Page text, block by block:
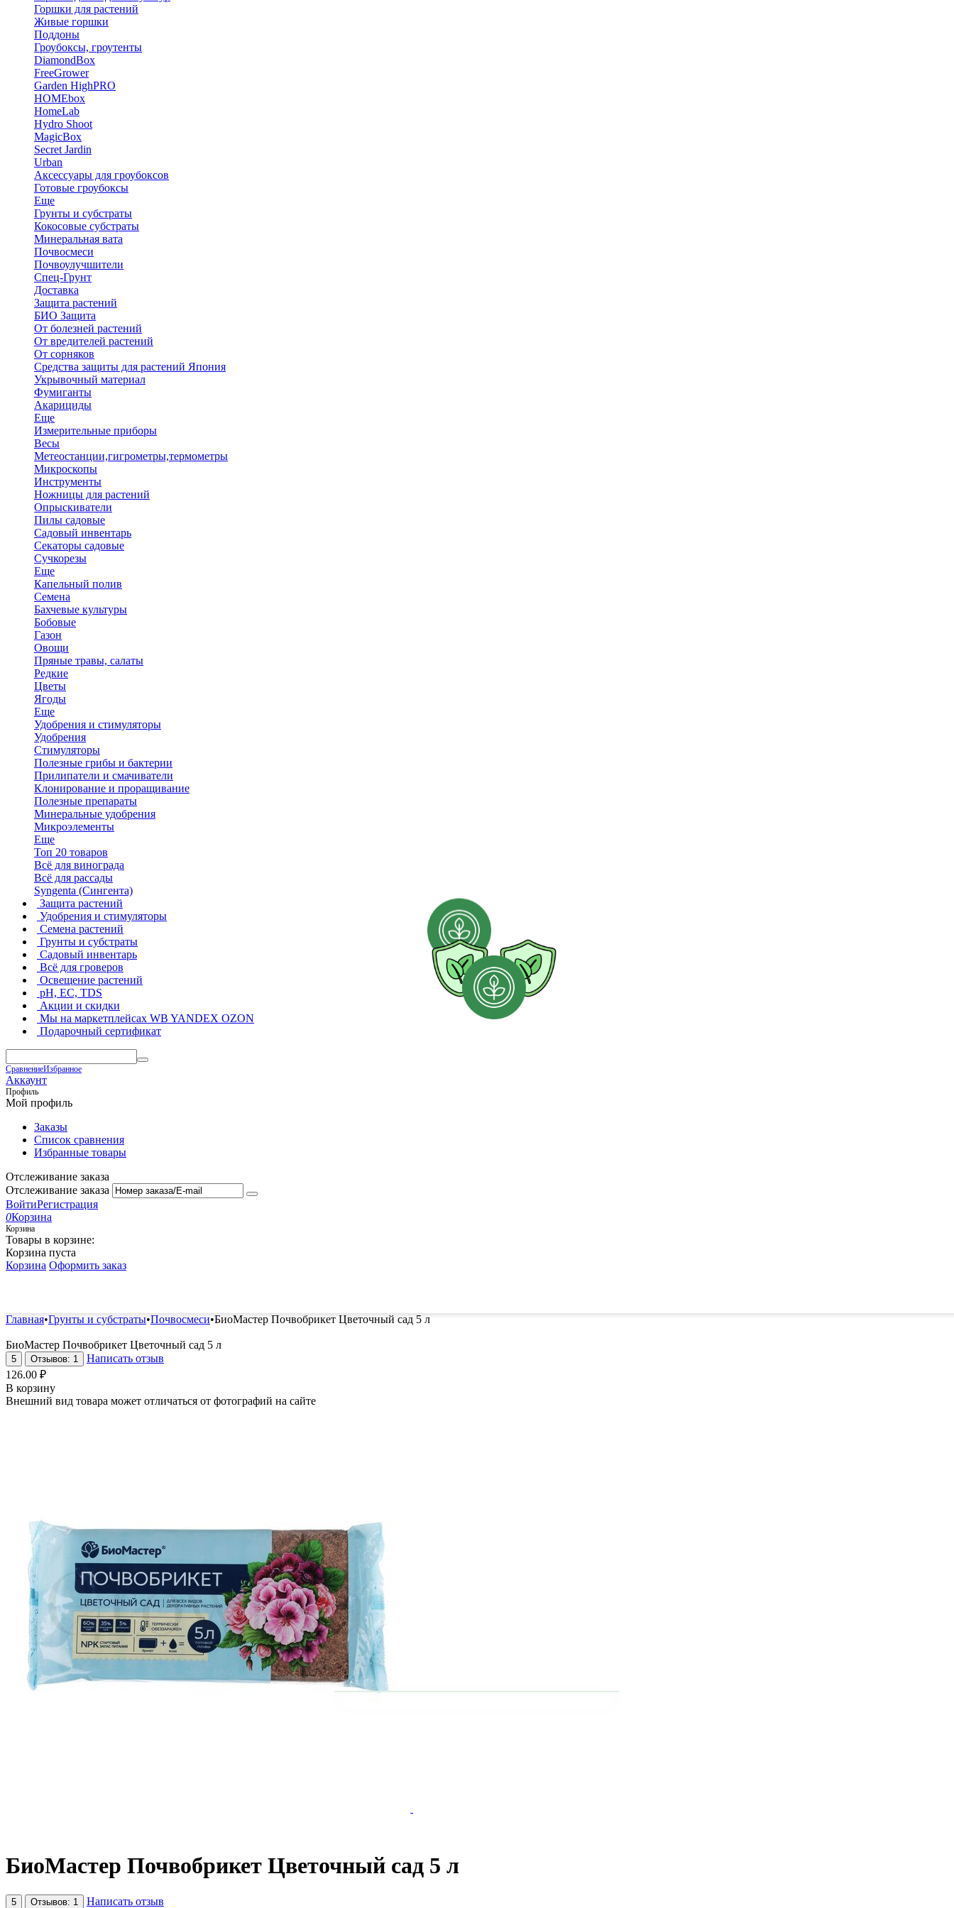
Горшки для растений
Живые горшки
Поддоны
Гроубоксы, гроутенты
DiamondBox
FreeGrower
Garden HighPRO
HOMEbox
HomeLab
Hydro Shoot
MagicBox
Secret Jardin
Urban
Аксессуары для гроубоксов
Готовые гроубоксы
Еще
Грунты и субстраты
Кокосовые субстраты
Минеральная вата
Почвосмеси
Почвоулучшители
Спец-Грунт
Доставка
Защита растений
БИО Защита
От болезней растений
От вредителей растений
От сорняков
Средства защиты для растений Япония
Укрывочный материал
Фумиганты
Акарициды
Еще
Измерительные приборы
Весы
Метеостанции,гигрометры,термометры
Микроскопы
Инструменты
Ножницы для растений
Опрыскиватели
Пилы садовые
Садовый инвентарь
Секаторы садовые
Сучкорезы
Еще
Капельный полив
Семена
Бахчевые культуры
Бобовые
Газон
Овощи
Пряные травы, салаты
Редкие
Цветы
Ягоды
Еще
Удобрения и стимуляторы
Удобрения
Стимуляторы
Полезные грибы и бактерии
Прилипатели и смачиватели
Клонирование и проращивание
Полезные препараты
Минеральные удобрения
Микроэлементы
Еще
Топ 20 товаров
Всё для винограда
Всё для рассады
Syngenta (Сингента)
Защита растений
Удобрения и стимуляторы
Семена растений
Грунты и субстраты
Садовый инвентарь
Всё для гроверов
Освещение растений
pH, EC, TDS
Акции и скидки
Мы на маркетплейсах WB YANDEX OZON
Подарочный сертификат
СравнениеИзбранное
Профиль
Аккаунт
Мой профиль
Заказы
Список сравнения
Избранные товары
Отслеживание заказа
Отслеживание заказа
ВойтиРегистрация
Корзина
0Корзина
Товары в корзине:
Корзина пуста
Корзина Оформить заказ
Главная•Грунты и субстраты•Почвосмеси•БиоМастер Почвобрикет Цветочный сад 5 л
БиоМастер Почвобрикет Цветочный сад 5 л
5 Отзывов: 1
Написать отзыв
126.00 ₽
В корзину
Внешний вид товара может отличаться от фотографий на сайте
БиоМастер Почвобрикет Цветочный сад 5 л
5 Отзывов: 1 Написать отзыв